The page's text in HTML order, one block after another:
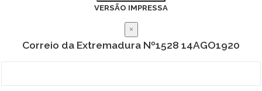
VERSÃO IMPRESSA
×
Correio da Extremadura Nº1528 14AGO1920